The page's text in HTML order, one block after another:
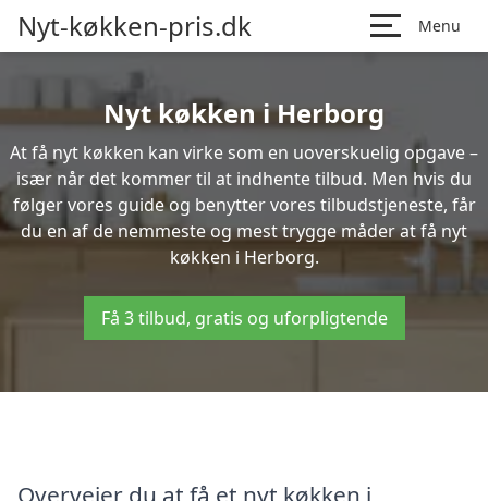
Nyt-køkken-pris.dk Menu
Nyt køkken i Herborg
At få nyt køkken kan virke som en uoverskuelig opgave –
især når det kommer til at indhente tilbud. Men hvis du
følger vores guide og benytter vores tilbudstjeneste, får
du en af de nemmeste og mest trygge måder at få nyt
køkken i Herborg.
Få 3 tilbud, gratis og uforpligtende
Overvejer du at få et nyt køkken i